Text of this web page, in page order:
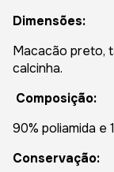
Dimensões:
Macacão preto,
calcinha.
Composição:
90% poliamida e
Conservação: